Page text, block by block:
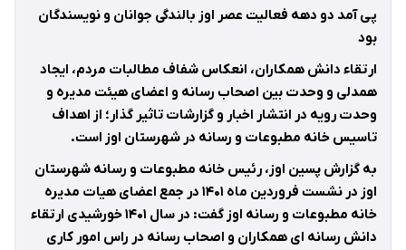
پی آمد دو دهه فعالیت عصر اوز بالندگی جوانان و نویسندگان
بود
ارتقاء دانش همکاران، انعکاس شفاف مطالبات مردم، ایجاد
همدلی و وحدت بین اصحاب رسانه و اعضای هیئت مدیره و
وحدت رویه در انتشار اخبار و گزارشات تاثیر گذار؛ از اهداف
تاسیس خانه مطبوعات و رسانه در شهرستان اوز است.
به گزارش پسین اوز، رئیس خانه مطبوعات و رسانه شهرستان
اوز در نشست فروردین ماه ۱۴۰۱ در جمع اعضای هیات مدیره
خانه مطبوعات و رسانه اوز گفت: در سال ۱۴۰۱خورشیدی ارتقاء
دانش رسانه ای همکاران و اصحاب رسانه در راس امور کاری